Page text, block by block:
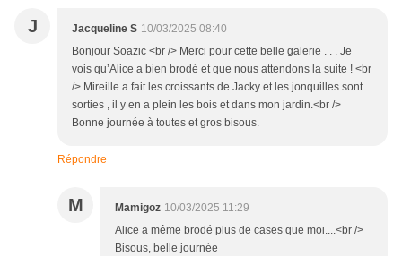
J Jacqueline S 10/03/2025 08:40
Bonjour Soazic <br /> Merci pour cette belle galerie . . . Je
vois qu’Alice a bien brodé et que nous attendons la suite ! <br
/> Mireille a fait les croissants de Jacky et les jonquilles sont
sorties , il y en a plein les bois et dans mon jardin.<br />
Bonne journée à toutes et gros bisous.
Répondre
M Mamigoz 10/03/2025 11:29
Alice a même brodé plus de cases que moi....<br />
Bisous, belle journée